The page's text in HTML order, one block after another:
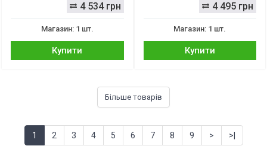
4 534 грн
Магазин: 1 шт.
Купити
4 495 грн
Магазин: 1 шт.
Купити
Більше товарів
1 2 3 4 5 6 7 8 9 >
>|